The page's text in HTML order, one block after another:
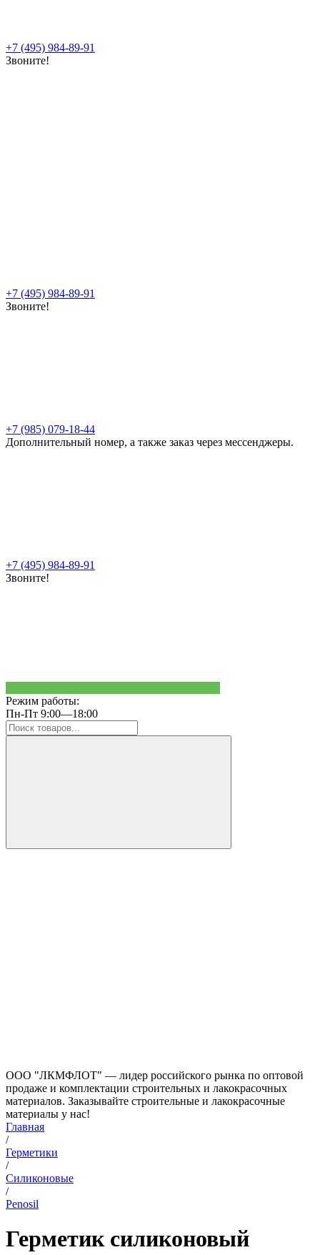
+7 (495) 984-89-91
Звоните!
+7 (495) 984-89-91
Звоните!
+7 (985) 079-18-44
Дополнительный номер, а также заказ через мессенджеры.
+7 (495) 984-89-91
Звоните!
Режим работы:
Пн-Пт 9:00—18:00
ООО "ЛКМФЛОТ" — лидер российского рынка по оптовой
продаже и комплектации строительных и лакокрасочных
материалов. Заказывайте строительные и лакокрасочные
материалы у нас!
Главная
/
Герметики
/
Силиконовые
/
Penosil
Герметик силиконовый